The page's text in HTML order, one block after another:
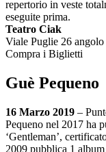
repertorio in veste
eseguite prima.
Teatro Ciak
Viale Puglie 26
Compra i Biglietti
Guè Pequeno
16 Marzo 2019 –
Pequeno nel 2017 ha
‘Gentleman’,
2009 pubblica 1